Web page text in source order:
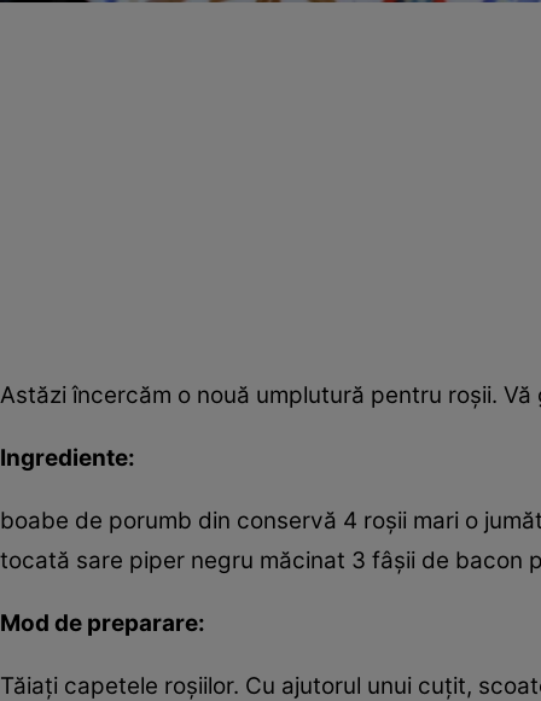
Astăzi încercăm o nouă umplutură pentru roşii.
Ingrediente:
boabe de porumb din conservă 4 roşii mari o
tocată sare piper negru măcinat 3 fâşii de bacon
Mod de preparare:
Tăiaţi capetele roşiilor. Cu ajutorul unui cuţit,